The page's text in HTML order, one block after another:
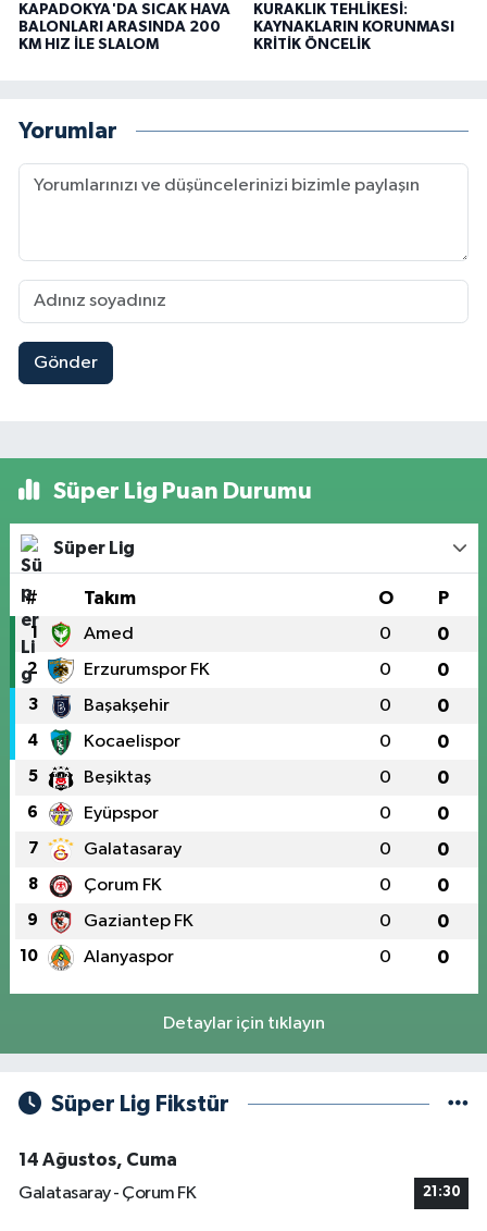
KAPADOKYA'DA SICAK HAVA
BALONLARI ARASINDA 200
KM HIZ İLE SLALOM
KURAKLIK TEHLİKESİ:
KAYNAKLARIN KORUNMASI
KRİTİK ÖNCELİK
Yorumlar
Gönder
Süper Lig Puan Durumu
Süper Lig
# Takım O P
1 Amed 0 0
2 Erzurumspor FK 0 0
3 Başakşehir 0 0
4 Kocaelispor 0 0
5 Beşiktaş 0 0
6 Eyüpspor 0 0
7 Galatasaray 0 0
8 Çorum FK 0 0
9 Gaziantep FK 0 0
10 Alanyaspor 0 0
Detaylar için tıklayın
Süper Lig Fikstür
14 Ağustos, Cuma
Galatasaray - Çorum FK
21:30